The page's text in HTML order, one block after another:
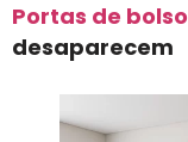
Portas de bolso
desaparecem